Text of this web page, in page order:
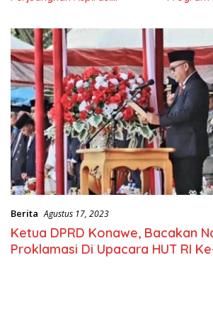
Berita Agustus 17, 2023
Ketua DPRD Konawe, Bacakan
Proklamasi Di Upacara HUT RI